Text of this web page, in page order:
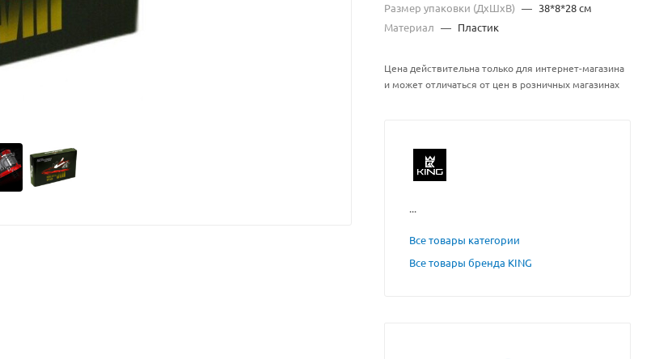
Размер упаковки (ДхШхВ) — 38*8*28 см
Материал — Пластик
Цена действительна только для интернет-магазина
и может отличаться от цен в розничных магазинах
...
Все товары категории
Все товары бренда KING